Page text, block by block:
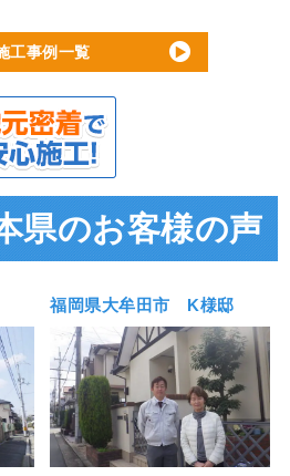
工事例一覧
県のお客様の声
福岡県大牟田市 K様邸